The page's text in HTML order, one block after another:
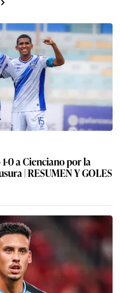
0 a Cienciano por la
fecha 4 del Torneo Clausura | RESUMEN Y GOLES